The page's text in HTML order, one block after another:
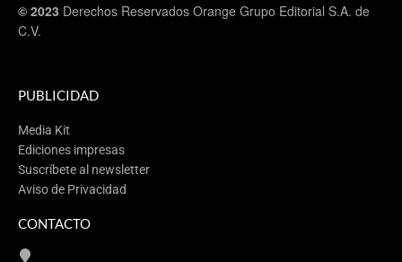
© 2023 Derechos Reservados Orange Grupo Editorial S.A. de
C.V.
PUBLICIDAD
Media Kit
Ediciones impresas
Suscríbete al newsletter
Aviso de Privacidad
CONTACTO